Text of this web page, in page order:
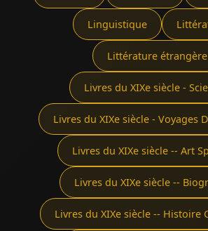
Linguistique
Littérature étrangère
Livres du XIXe siècle -
Livres du XIXe siècle - Voyages
Livres du XIXe siècle -- Art
Livres du XIXe siècle --
Livres du XIXe siècle -- Histoire